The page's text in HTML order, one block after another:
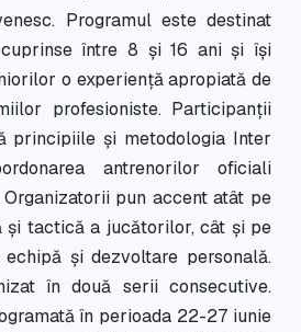
Programul este destinat
între 8 și 16 ani și își
o experiență apropiată de
profesioniste. Participanții
principiile și metodologia Inter
antrenorilor oficiali
pun accent atât pe
și tactică a jucătorilor, cât și pe
și dezvoltare personală.
în două serii consecutive.
în perioada 22-27 iunie